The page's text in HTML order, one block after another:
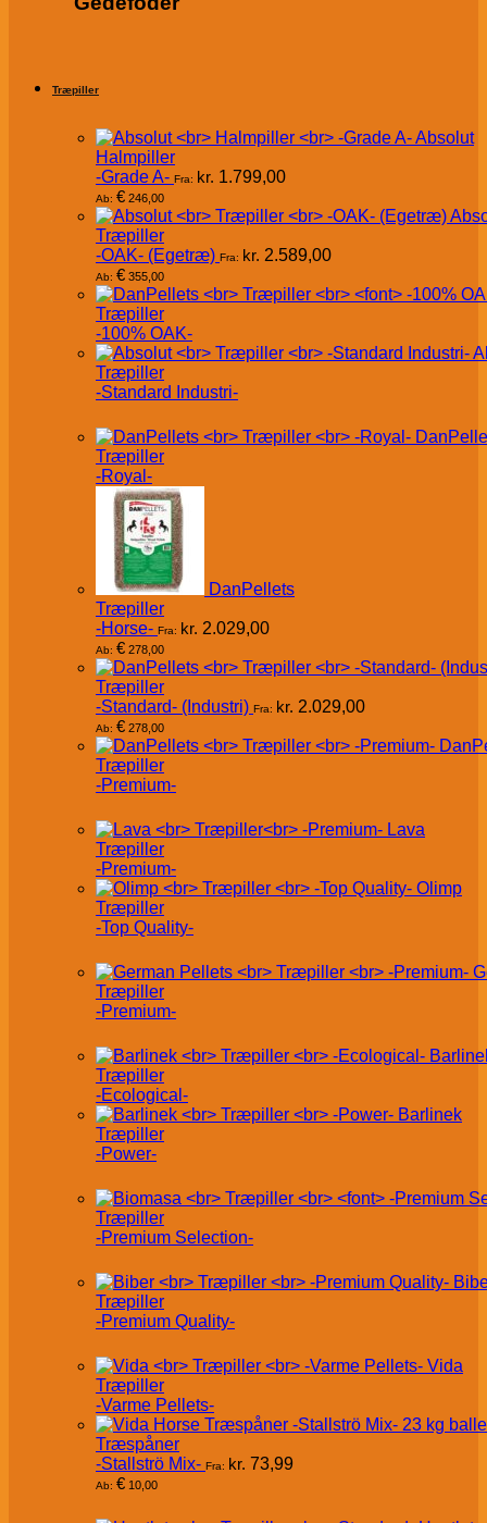
Træpiller
Absolut
Halmpiller
-Grade A- Fra: kr. 1.799,00
Ab: € 246,00
Træpiller
-OAK- (Egetræ) Fra: kr. 2.589,00
Ab: € 355,00
Træpiller
-100% OAK-
Træpiller
-Standard Industri-
Træpiller
-Royal-
DanPellets
Træpiller
-Horse- Fra: kr. 2.029,00
Ab: € 278,00
Træpiller
-Standard- (Industri) Fra: kr. 2.029,00
Ab: € 278,00
Træpiller
-Premium-
Lava
Træpiller
-Premium-
Olimp
Træpiller
-Top Quality-
Træpiller
-Premium-
Træpiller
-Ecological-
Barlinek
Træpiller
-Power-
Træpiller
-Premium Selection-
Træpiller
-Premium Quality-
Vida
Træpiller
-Varme Pellets-
Træspåner
-Stallströ Mix- Fra: kr. 73,99
Ab: € 10,00